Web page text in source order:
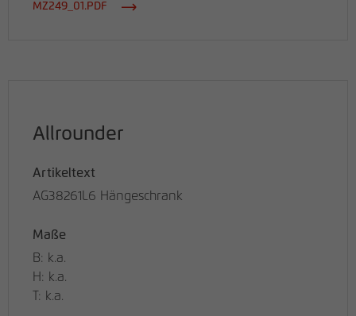
MZ249_01.PDF
Allrounder
Artikeltext
AG38261L6 Hängeschrank
Maße
B: k.a.
H: k.a.
T: k.a.